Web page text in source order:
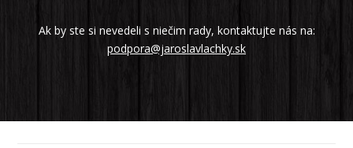
Ak by ste si nevedeli s niečim rady, kontaktujte nás na:
podpora@jaroslavlachky.sk